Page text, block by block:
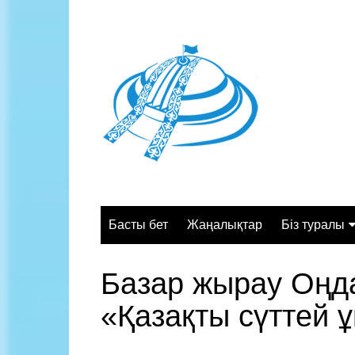
Басты бет Жаңалықтар Біз туралы
Құрылымы
Қызмет
Жұмыс
Базар жырау
«Қазақты сүттей